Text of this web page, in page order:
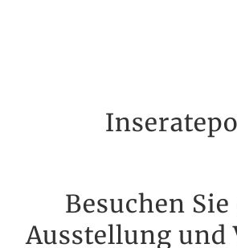
Besuchen
Ausstellung und